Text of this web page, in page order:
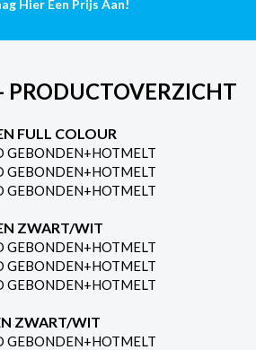
Hier Een Prijs Aan!
PRODUCTOVERZICHT
FULL COLOUR
GEBONDEN+HOTMELT
GEBONDEN+HOTMELT
GEBONDEN+HOTMELT
ZWART/WIT
GEBONDEN+HOTMELT
GEBONDEN+HOTMELT
GEBONDEN+HOTMELT
ZWART/WIT
GEBONDEN+HOTMELT